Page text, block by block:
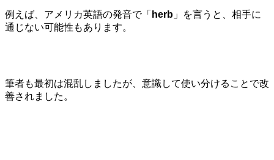
例えば、アメリカ英語の発音で「 herb 」を言うと、相手に
通じない可能性もあります。
筆者も最初は混乱しましたが、意識して使い分けることで改
善されました。